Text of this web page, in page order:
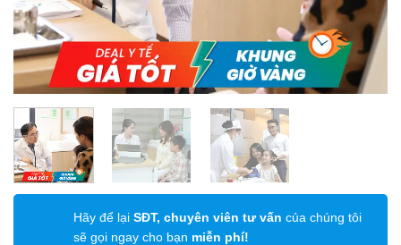
Hãy để lại SĐT, chuyên viên tư vấn của chúng tôi
sẽ gọi ngay cho bạn miễn phí!